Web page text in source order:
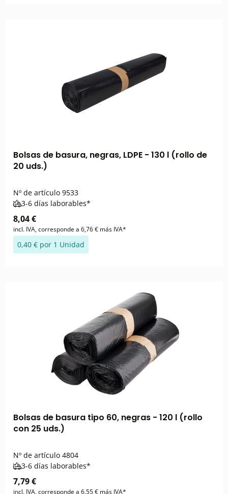
Bolsas de basura, negras, LDPE - 130 l (rollo de
20 uds.)
Nº de artículo 9533
3-6 días laborables*
8,04 €
incl. IVA, corresponde a 6,76 € más IVA*
0,40 € por 1 Unidad
Bolsas de basura tipo 60, negras - 120 l (rollo
con 25 uds.)
Nº de artículo 4804
3-6 días laborables*
7,79 €
incl. IVA, corresponde a 6,55 € más IVA*